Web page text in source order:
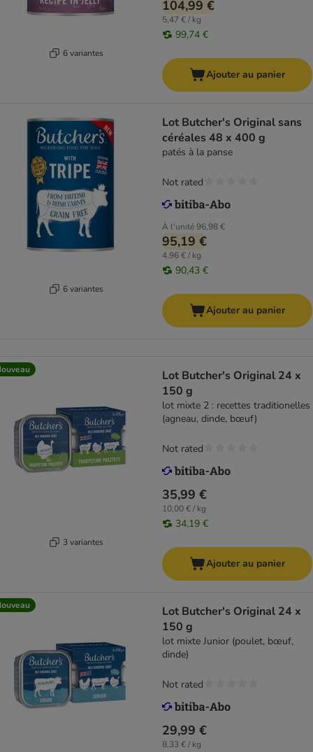
6 variantes
104,99 €
5,47 € / kg
99,74 €
Ajouter au panier
6 variantes
Lot Butcher's Original sans
céréales 48 x 400 g
patés à la panse
À l'unité96,98 €
95,19 €
4,96 € / kg
90,43 €
Not rated
Ajouter au panier
3 variantes
Lot Butcher's Original 24 x
150 g
lot mixte 2 : recettes traditionelles
(agneau, dinde, bœuf)
35,99 €
10,00 € / kg
34,19 €
Not rated
Ajouter au panier
Lot Butcher's Original 24 x
150 g
lot mixte Junior (poulet, bœuf,
dinde)
29,99 €
8,33 € / kg
Not rated